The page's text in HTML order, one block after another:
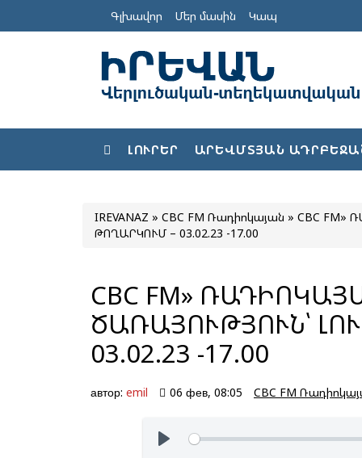
Գլխավոր Մեր մասին Կապ
ԼՈՒՐԵՐ ԱՐԵՎՄՏՅԱՆ
IREVANAZ » CBC FM Ռադիոկայան » CBC FM»
ԹՈՂԱՐԿՈՒՄ – 03.02.23 -17.00
CBC FM»
ԾԱՌԱՅՈՒԹՅՈՒՆ՝ ԼՈՒՐԵՐԻ ԹՈՂԱՐԿՈՒՄ –
03.02.23 -17.00
автор: emil 06 фев, 08:05 CBC FM